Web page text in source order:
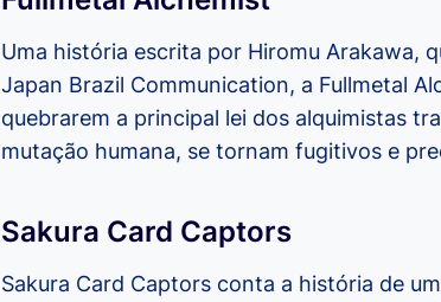
Uma história escrita por Hiromu Arakawa,
Japan Brazil Communication, a Fullmetal
quebrarem a principal lei dos alquimistas
mutação humana, se tornam fugitivos e
Sakura Card Captors
Sakura Card Captors conta a história de